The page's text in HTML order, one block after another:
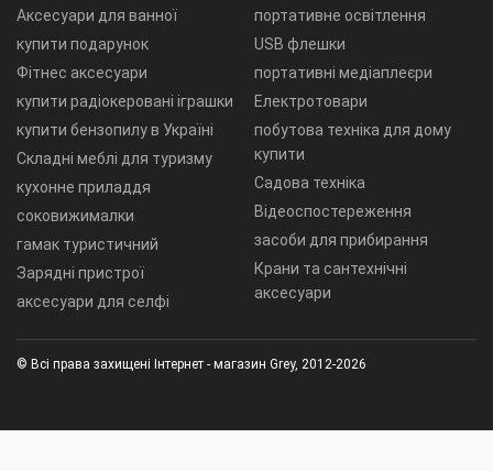
Аксесуари для ванної
купити подарунок
Фітнес аксесуари
купити радіокеровані іграшки
купити бензопилу в Україні
Складні меблі для туризму
кухонне приладдя
соковижималки
гамак туристичний
Зарядні пристрої
аксесуари для селфі
портативне освітлення
USB флешки
портативні медіаплеєри
Електротовари
побутова техніка для дому
купити
Садова техніка
Відеоспостереження
засоби для прибирання
Крани та сантехнічні
аксесуари
© Всі права захищені Інтернет - магазин Grey, 2012-2026